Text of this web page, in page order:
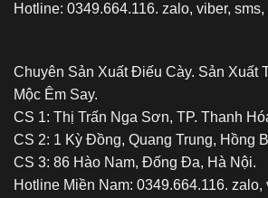
Hotline: 0349.664.116. zalo, viber,
Chuyên Sản Xuất Điếu Cày. Sản Xuất
Mộc Êm Say.
CS 1: Thị Trấn Nga Sơn, TP. Thanh
CS 2: 1 Kỳ Đồng, Quang Trung, Hồng
CS 3: 86 Hào Nam, Đống Đa, Hà Nội.
Hotline Miền Nam: 0349.664.116. zalo,